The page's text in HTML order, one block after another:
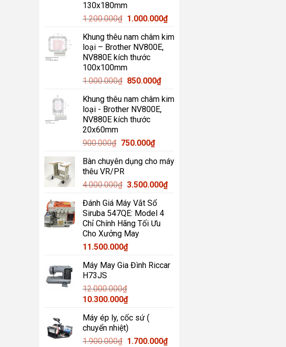
130x180mm
1.200.000₫ Giá
là:
1.200.000₫.
1.000.000₫Giá
tại
Khung thêu nam châm kim
loại – Brother NV800E,
NV880E kích thước
100x100mm
1.000.000₫ Giá
là:
1.000.000₫.
850.000₫Giá
tại
là:
Khung thêu nam châm kim
loại - Brother NV800E,
NV880E kích thước
20x60mm
900.000₫ Giá
là:
900.000₫.
750.000₫Giá
tại
750.000₫.
Bàn chuyên dụng cho máy
thêu VR/PR
4.000.000₫ Giá
là:
4.000.000₫.
3.500.000₫Giá
Đánh Giá Máy Vắt Sổ
Siruba 547QE: Model 4
Chỉ Chính Hãng Tối Ưu
Cho Xưởng May
11.500.000₫
Máy May Gia Đình Riccar
H73JS
12.000.000₫
Giá
là:
12.000.000₫.
10.300.000₫Giá
tại
là:
10.300.000₫.
Máy ép ly, cốc sứ (
chuyển nhiệt)
1.900.000₫ Giá
1.700.000₫Giá